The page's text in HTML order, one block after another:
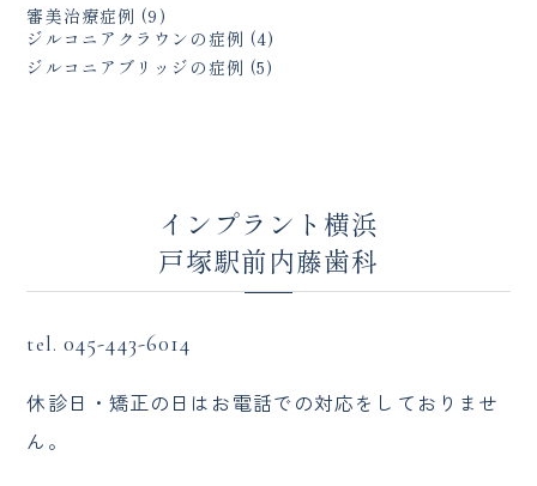
審美治療症例 (9)
ジルコニアクラウンの症例 (4)
ジルコニアブリッジの症例 (5)
インプラント横浜
戸塚駅前内藤歯科
tel.045-443-6014
休診日・矯正の日はお電話での対応をしておりませ
ん。